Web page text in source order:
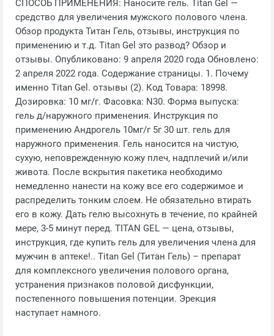
СПОСОБ ПРИМЕНЕНИЯ: Наносите гель. Titan Gel —
средство для увеличения мужского полового члена.
Обзор продукта Титан Гель, отзывы, инструкция по
применению и т.д. Titan Gel это развод? Обзор и
отзывы. Опубликовано: 9 апреля 2020 года Обновлено:
2 апреля 2022 года. Содержание страницы. 1. Почему
именно Titan Gel. отзывы (2). Код Товара: 18998.
Дозировка: 10 мг/г. Фасовка: N30. Форма выпуска:
гель д/наружного применения. Инструкция по
применению Андрогель 10мг/г 5г 30 шт. гель для
наружного применения. Гель наносится на чистую,
сухую, неповрежденную кожу плеч, надплечий и/или
живота. После вскрытия пакетика необходимо
немедленно нанести на кожу все его содержимое и
распределить тонким слоем. Не обязательно втирать
его в кожу. Дать гелю высохнуть в течение, по крайней
мере, 3-5 минут перед. TITAN GEL — цена, отзывы,
инструкция, где купить гель для увеличения члена для
мужчин в аптеке!.. Titan Gel (Титан Гель) – препарат
для комплексного увеличения полового органа,
устранения признаков половой дисфункции,
постепенного повышения потенции. Эрекция
наступает намного.